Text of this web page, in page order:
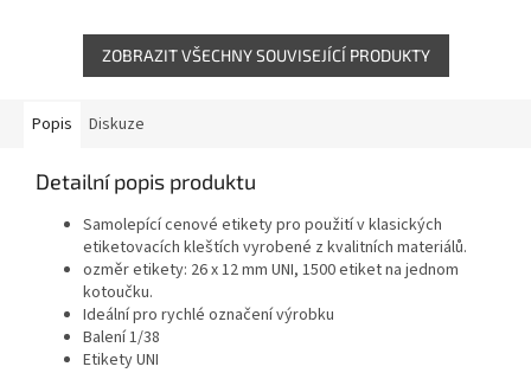
ZOBRAZIT VŠECHNY SOUVISEJÍCÍ PRODUKTY
Popis Diskuze
Detailní popis produktu
Samolepící cenové etikety pro použití v klasických
etiketovacích kleštích vyrobené z kvalitních materiálů.
ozměr etikety: 26 x 12 mm UNI, 1500 etiket na jednom
kotoučku.
Ideální pro rychlé označení výrobku
Balení 1/38
Etikety UNI